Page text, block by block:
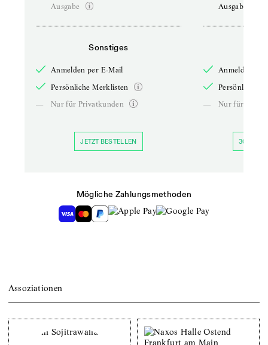
Ausgabe
Sonstiges
Anmelden per E-Mail
Persönliche Merklisten
—
Nur für Privatkunden
JETZT BESTELLEN
Ausgabe
Anmelden
Persönliche
—
Nur für
30 TAGE
Mögliche Zahlungsmethoden
Assoziationen